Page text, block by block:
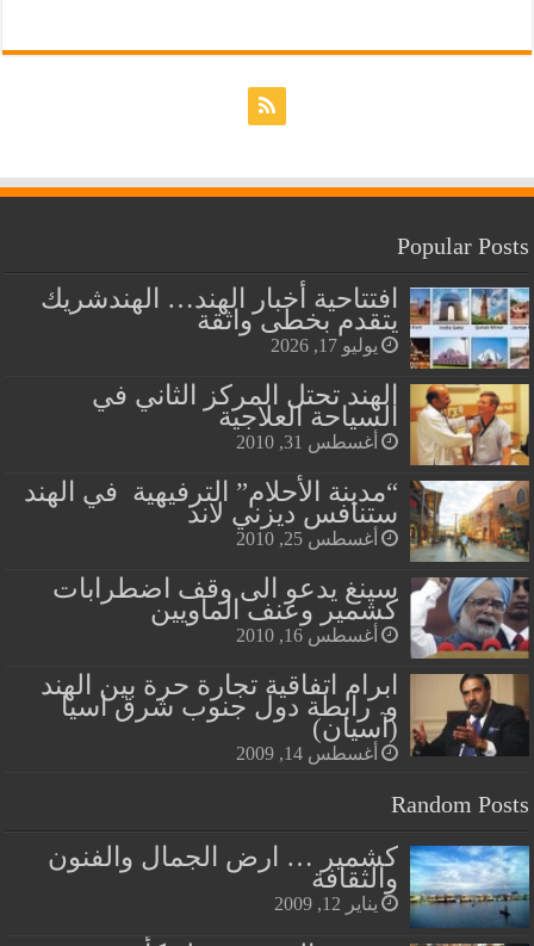
Popular Posts
افتتاحية أخبار الهند… الهندشريك
يتقدم بخطى واثقة
يوليو 17, 2026
الهند تحتل المركز الثاني في
السياحة العلاجية
أغسطس 31, 2010
“مدينة الأحلام” الترفيهية في الهند
ستنافس ديزني لاند
أغسطس 25, 2010
سينغ يدعو الى وقف اضطرابات
كشمير وعنف الماويين
أغسطس 16, 2010
ابرام اتفاقية تجارة حرة بين الهند
و رابطة دول جنوب شرق اسيا
(آسيان)
أغسطس 14, 2009
Random Posts
كشمير … ارض الجمال والفنون
والثقافة
يناير 12, 2009